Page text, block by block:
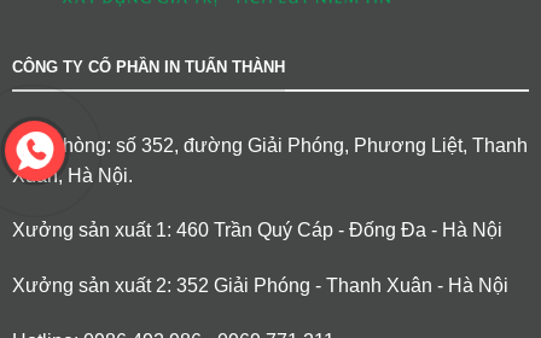
CÔNG TY CỔ PHẦN IN TUẤN THÀNH
Văn phòng: số 352, đường Giải Phóng, Phương Liệt, Thanh
Xuân, Hà Nội.
Xưởng sản xuất 1: 460 Trần Quý Cáp - Đống Đa - Hà Nội
Xưởng sản xuất 2: 352 Giải Phóng - Thanh Xuân - Hà Nội